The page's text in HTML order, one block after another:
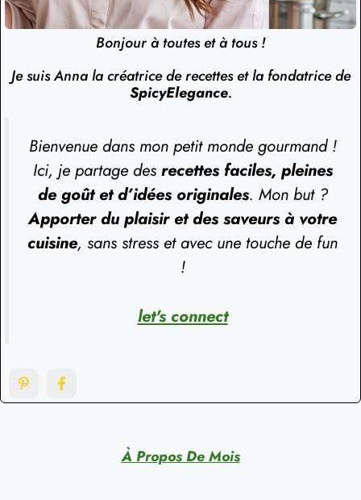
Bonjour à toutes et à tous !
Je suis Anna la créatrice de recettes et la fondatrice de
SpicyElegance.
Bienvenue dans mon petit monde gourmand !
Ici, je partage des recettes faciles, pleines
de goût et d’idées originales. Mon but ?
Apporter du plaisir et des saveurs à votre
cuisine, sans stress et avec une touche de fun
!
let's connect
À Propos De Mois